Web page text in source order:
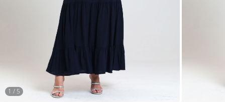
T-SHİRT & BLUZ